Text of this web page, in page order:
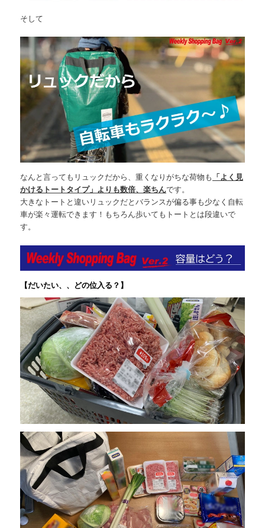
そして
なんと言ってもリュックだから、重くなりがちな荷物も 「よく見
かけるトートタイプ」よりも数倍、楽ちんです。
大きなトートと違いリュックだとバランスが偏る事も少なく自転
車が楽々運転できます！もちろん歩いてもトートとは段違いで
す。
【だいたい、、どの位入る？】